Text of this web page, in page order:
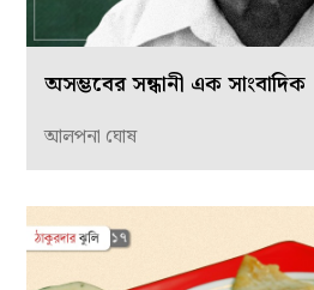
অসম্ভবের সন্ধানী এক সাংবাদিক
আলপনা ঘোষ